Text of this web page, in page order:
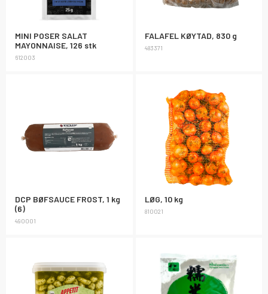
MINI POSER SALAT
MAYONNAISE, 126 stk
612003
FALAFEL KØYTAD, 830 g
483371
DCP BØFSAUCE FROST, 1 kg
(6)
490001
LØG, 10 kg
810021